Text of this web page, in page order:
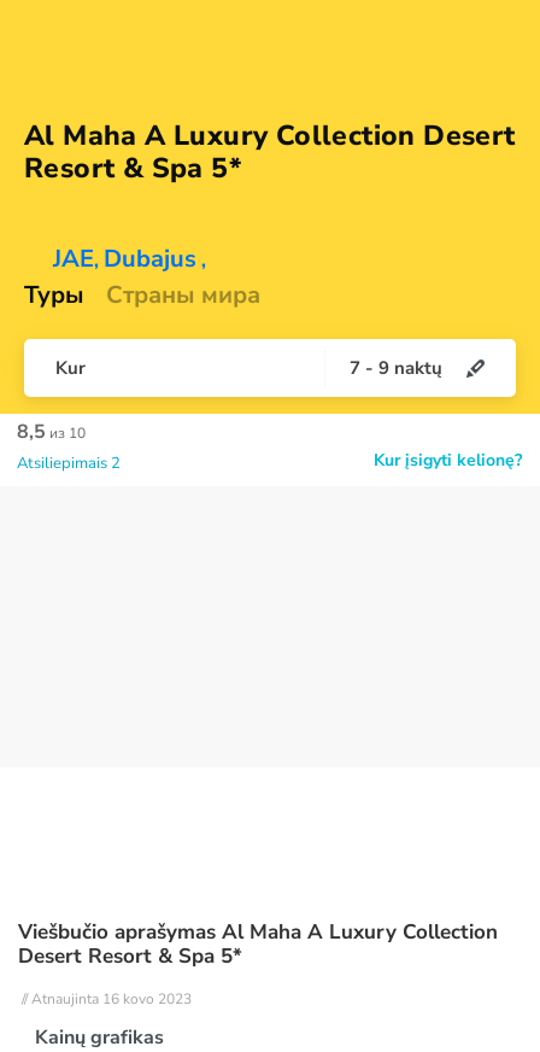
Al Maha A Luxury Collection Desert
Resort & Spa 5*
JAE, Dubajus ,
Туры Страны мира
Kur 7 - 9 naktų
Kur įsigyti kelionę?
8,5 из 10
Atsiliepimais 2
Viešbučio aprašymas Al Maha A Luxury Collection
Desert Resort & Spa 5*
// Atnaujinta 16 kovo 2023
Kainų grafikas